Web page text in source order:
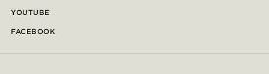
YOUTUBE
FACEBOOK